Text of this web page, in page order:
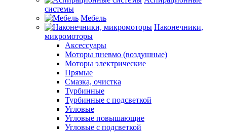
системы
Мебель
Наконечники,
микромоторы
Аксессуары
Моторы пневмо (воздушные)
Моторы электрические
Прямые
Смазка, очистка
Турбинные
Турбинные с подсветкой
Угловые
Угловые повышающие
Угловые с подсветкой